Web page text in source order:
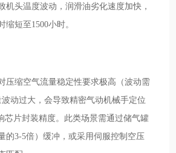
机头温度波动，润滑油劣化速度加快，
缩短至1500小时。
压缩空气流量稳定性要求极高（波动需
动过大，会导致精密气动机械手定位
芯片封装精度。此类场景需通过储气罐
的3-5倍）缓冲，或采用伺服控制空压